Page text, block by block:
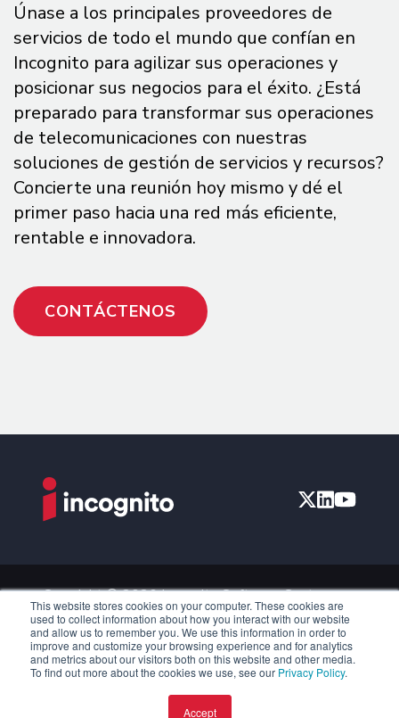
This website stores cookies on your computer. These cookies are
used to collect information about how you interact with our website
and allow us to remember you. We use this information in order to
improve and customize your browsing experience and for analytics
and metrics about our visitors both on this website and other media.
To find out more about the cookies we use, see our Privacy Policy.
Accept
Únase a los principales proveedores de
servicios de todo el mundo que confían en
Incognito para agilizar sus operaciones y
posicionar sus negocios para el éxito. ¿Está
preparado para transformar sus operaciones
de telecomunicaciones con nuestras
soluciones de gestión de servicios y recursos?
Concierte una reunión hoy mismo y dé el
primer paso hacia una red más eficiente,
rentable e innovadora.
CONTÁCTENOS
Copyright © 2026 Incognito Software Systems
Inc. All Rights Reserved.
Privacy Policy
Accessibility
Disclosure Policy